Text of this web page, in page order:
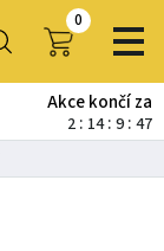
0
Akce končí za
2 14 9 45